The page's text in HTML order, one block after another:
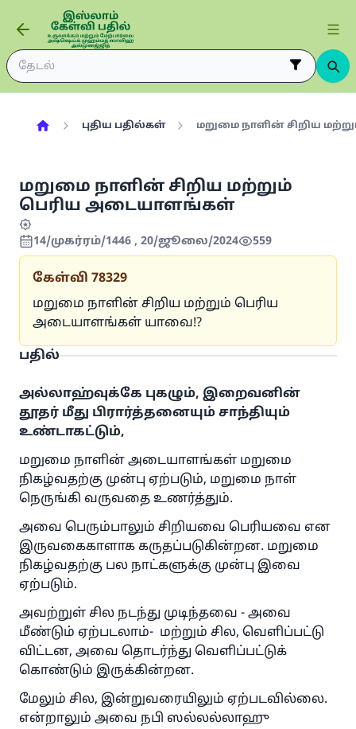
புதிய பதில்கள் மறுமை நாளின் சிறிய
மறுமை நாளின் சிறிய மற்றும்
பெரிய அடையாளங்கள்
14/முகர்ரம்/1446 , 20/ஜூலை/2024 559
கேள்வி 78329
மறுமை நாளின் சிறிய மற்றும் பெரிய
அடையாளங்கள் யாவை!?
பதில்
அல்லாஹ்வுக்கே புகழும், இறைவனின்
தூதர் மீது பிரார்த்தனையும் சாந்தியும்
உண்டாகட்டும்,
மறுமை நாளின் அடையாளங்கள் மறுமை
நிகழ்வதற்கு முன்பு ஏற்படும், மறுமை நாள்
நெருங்கி வருவதை உணர்த்தும்.
அவை பெரும்பாலும் சிறியவை பெரியவை என
இருவகைகாளாக கருதப்படுகின்றன. மறுமை
நிகழ்வதற்கு பல நாட்களுக்கு முன்பு இவை
ஏற்படும்.
அவற்றுள் சில நடந்து முடிந்தவை - அவை
மீண்டும் ஏற்படலாம்- மற்றும் சில, வெளிப்பட்டு
விட்டன, அவை தொடர்ந்து வெளிப்பட்டுக்
கொண்டும் இருக்கின்றன.
மேலும் சில, இன்றுவரையிலும் ஏற்படவில்லை.
என்றாலும் அவை நபி ஸல்லல்லாஹு